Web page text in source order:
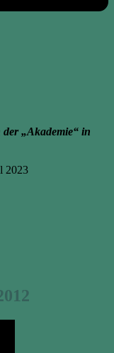
„Akademie“ in
2023